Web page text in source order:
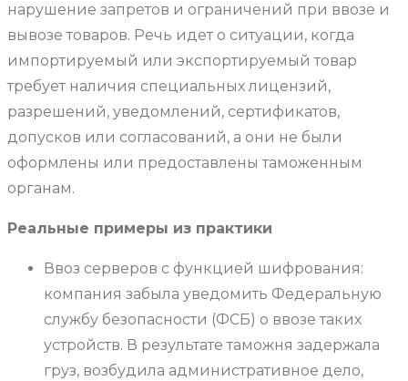
нарушение запретов и ограничений при ввозе и
вывозе товаров. Речь идет о ситуации, когда
импортируемый или экспортируемый товар
требует наличия специальных лицензий,
разрешений, уведомлений, сертификатов,
допусков или согласований, а они не были
оформлены или предоставлены таможенным
органам.
Реальные примеры из практики
Ввоз серверов с функцией шифрования:
компания забыла уведомить Федеральную
службу безопасности (ФСБ) о ввозе таких
устройств. В результате таможня задержала
груз, возбудила административное дело,